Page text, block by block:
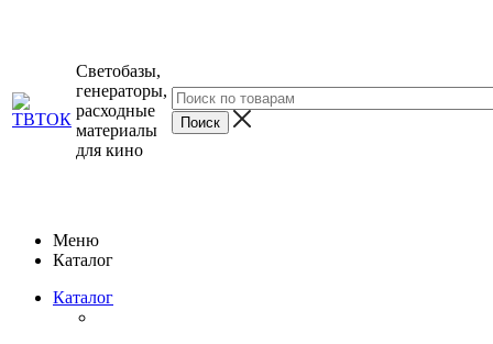
Светобазы,
генераторы,
расходные
материалы
для кино
Меню
Каталог
Каталог